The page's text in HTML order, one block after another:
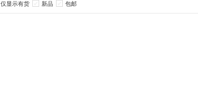
仅显示有货 新品 包邮